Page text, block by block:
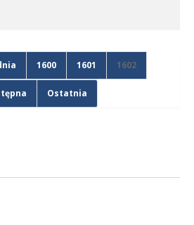
1600 1601 1602
Ostatnia